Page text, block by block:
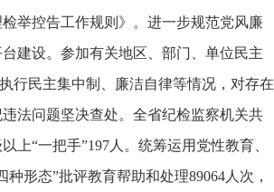
举控告工作规则》。进一步规范党风廉
建设。参加有关地区、部门、单位民主
行民主集中制、廉洁自律等情况，对存在
法问题坚决查处。全省纪检监察机关共
上“一把手”197人。统筹运用党性教育、
形态”批评教育帮助和处理89064人次，